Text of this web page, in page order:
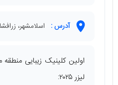
آدرس : اسلامشهر،
اولین کلینیک زیبایی
لیزر ۲۰۲۵: